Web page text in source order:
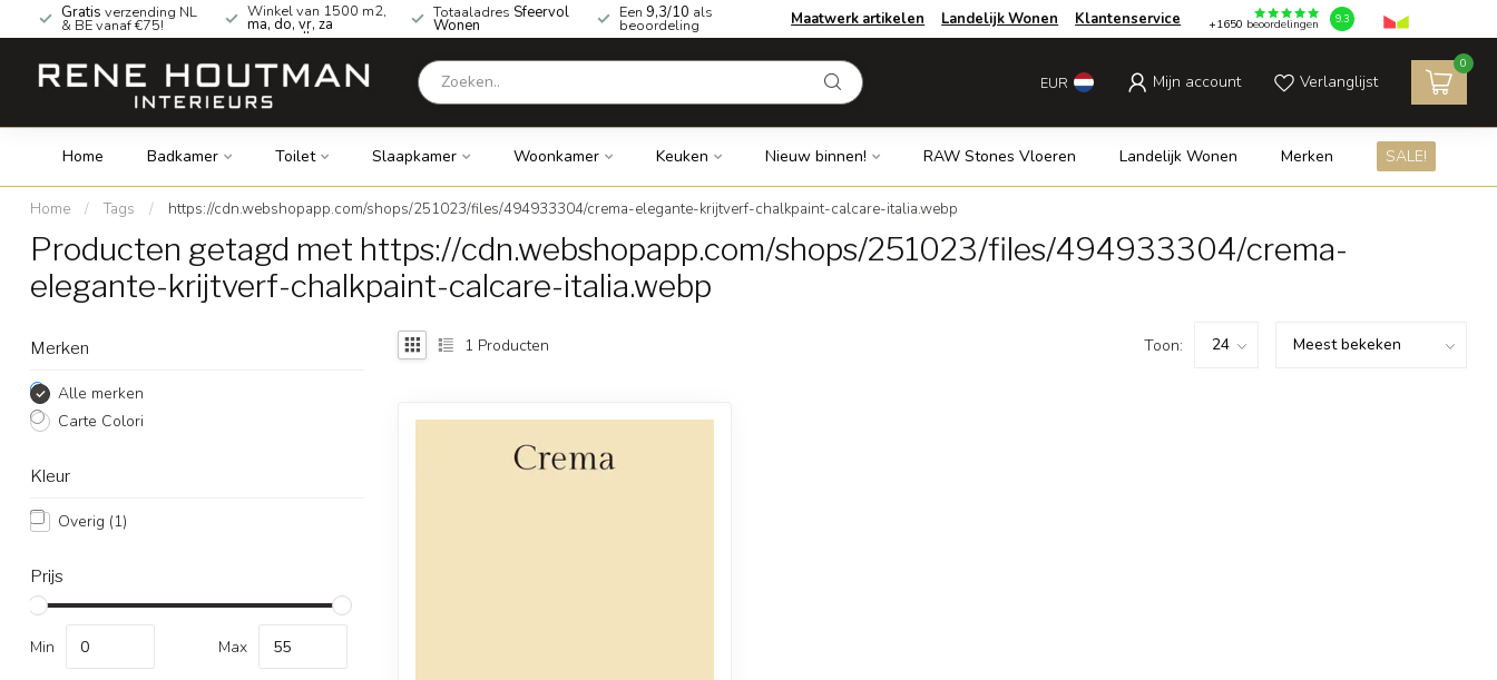
Gratis verzending NL
& BE vanaf €75!
Winkel van 1500 m2,
ma, do, vr, za
geopend!
Totaaladres Sfeervol
Wonen
Een 9,3/10 als
beoordeling Maatwerk artikelen Landelijk Wonen Klantenservice +1650 beoordelingen 9.3
EUR Mijn account Verlanglijst
0
Home Badkamer Toilet Slaapkamer Woonkamer Keuken Nieuw binnen! RAW Stones Vloeren Landelijk Wonen Merken SALE!
Home / Tags / https://cdn.webshopapp.com/shops/251023/files/494933304/crema-elegante-krijtverf-chalkpaint-calcare-italia.webp
Producten getagd met https://cdn.webshopapp.com/shops/251023/files/494933304/crema-
elegante-krijtverf-chalkpaint-calcare-italia.webp
Merken
Alle merken
Carte Colori
Kleur
Overig (1)
Prijs
Min Max
1 Producten Toon: